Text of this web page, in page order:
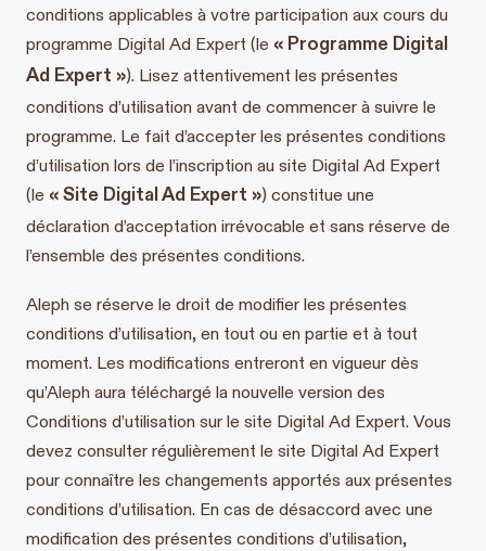
conditions applicables à votre participation aux cours du
programme Digital Ad Expert (le « Programme Digital
Ad Expert »). Lisez attentivement les présentes
conditions d’utilisation avant de commencer à suivre le
programme. Le fait d’accepter les présentes conditions
d’utilisation lors de l’inscription au site Digital Ad Expert
(le « Site Digital Ad Expert ») constitue une
déclaration d’acceptation irrévocable et sans réserve de
l’ensemble des présentes conditions.
Aleph se réserve le droit de modifier les présentes
conditions d’utilisation, en tout ou en partie et à tout
moment. Les modifications entreront en vigueur dès
qu’Aleph aura téléchargé la nouvelle version des
Conditions d’utilisation sur le site Digital Ad Expert. Vous
devez consulter régulièrement le site Digital Ad Expert
pour connaître les changements apportés aux présentes
conditions d’utilisation. En cas de désaccord avec une
modification des présentes conditions d’utilisation,